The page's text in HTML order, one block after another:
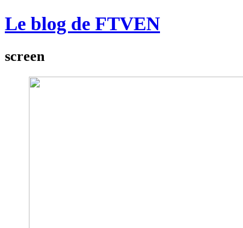
Le blog de FTVEN
screen